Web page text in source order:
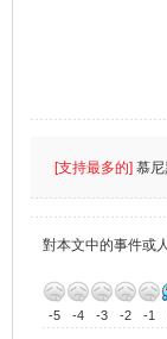
[支持最多的] 慕尼
對本文中的事件或
-5 -4 -3 -2 -1